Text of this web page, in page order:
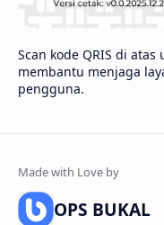
Scan kode QRIS di
membantu menjaga
pengguna.
OPS BUKAL